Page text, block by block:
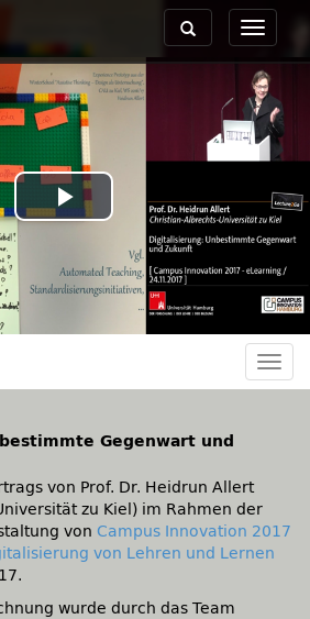
Toggle
Toggle
navigation
Play
Video
Gegenwart und
von Prof. Dr. Heidrun Allert
zu Kiel) im Rahmen der
von Campus Innovation 2017
von Lehren und Lernen
wurde durch das Team